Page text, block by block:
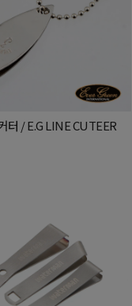
터 / E.G LINE CUTEER